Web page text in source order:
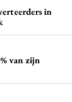
in
van zijn